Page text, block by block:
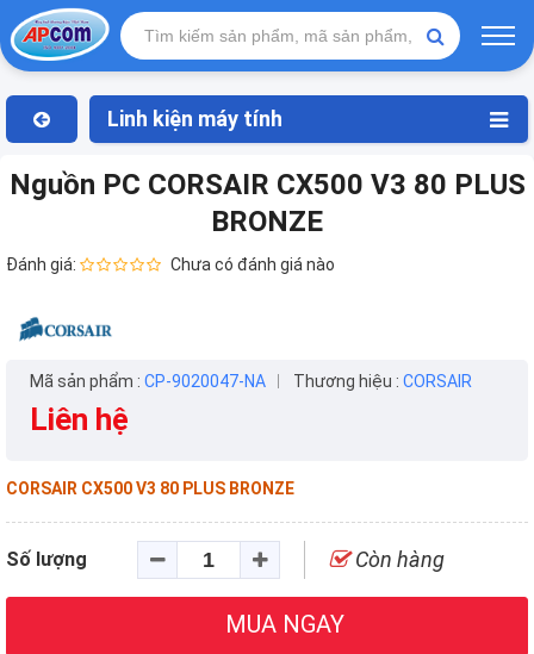
Linh kiện máy tính
Nguồn PC CORSAIR CX500 V3 80 PLUS
BRONZE
Đánh giá: Chưa có đánh giá nào
Mã sản phẩm : CP-9020047-NA Thương hiệu : CORSAIR
Liên hệ
CORSAIR CX500 V3 80 PLUS BRONZE
Số lượng Còn hàng
MUA NGAY